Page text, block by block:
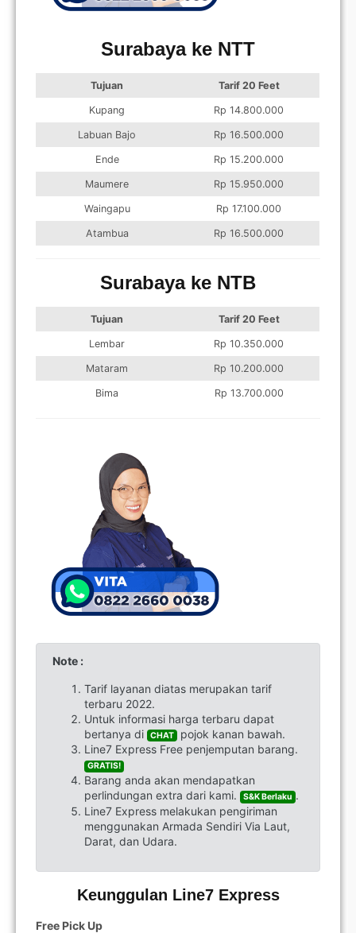
Surabaya ke NTT
Tujuan Tarif 20 Feet
Kupang Rp 14.800.000
Labuan Bajo Rp 16.500.000
Ende Rp 15.200.000
Maumere Rp 15.950.000
Waingapu Rp 17.100.000
Atambua Rp 16.500.000
Surabaya ke NTB
Tujuan Tarif 20 Feet
Lembar Rp 10.350.000
Mataram Rp 10.200.000
Bima Rp 13.700.000
Note :
Tarif layanan diatas merupakan tarif
terbaru 2022.
Untuk informasi harga terbaru dapat
bertanya di
CHAT
pojok kanan bawah.
Line7 Express Free penjemputan barang.
GRATIS!
Barang anda akan mendapatkan
perlindungan extra dari kami.
S&K Berlaku .
Line7 Express melakukan pengiriman
menggunakan Armada Sendiri Via Laut,
Darat, dan Udara.
Keunggulan Line7 Express
Free Pick Up